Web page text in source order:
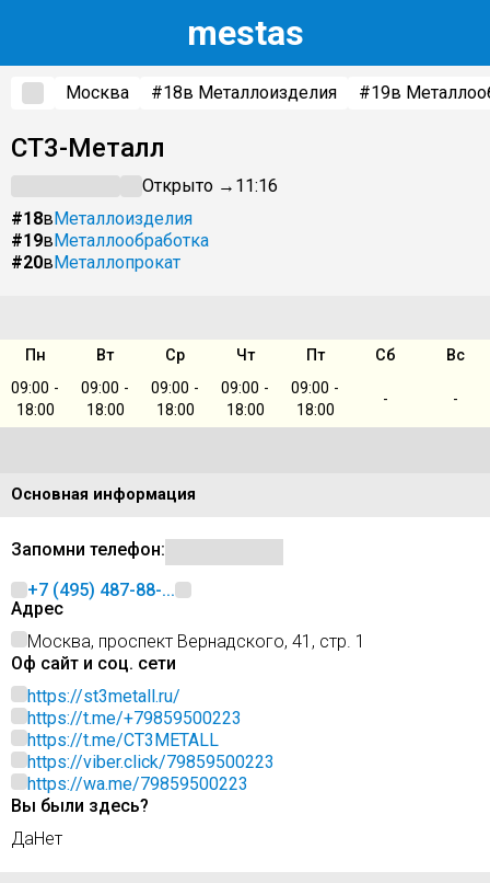
mestas
Москва #18в Металлоизделия #19в
СТ3-Металл
Открыто → 11:16
#18вМеталлоизделия
#19вМеталлообработка
#20вМеталлопрокат
Пн Вт Ср Чт Пт Сб
Вс
09:00 -
18:00
09:00 -
18:00
09:00 -
18:00
09:00 -
18:00
09:00 -
18:00
- -
Основная информация
Запомни телефон:
+7 (495) 487-88-...
Адрес
Москва, проспект Вернадского, 41, стр. 1
Оф сайт и соц. сети
https://st3metall.ru/
https://t.me/+79859500223
https://t.me/CT3METALL
https://viber.click/79859500223
https://wa.me/79859500223
Вы были здесь?
ДаНет